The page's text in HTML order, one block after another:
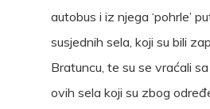
autobus i iz njega ‘pohrle’
susjednih sela, koji su bili
Bratuncu, te su se vraćali
ovih sela koji su zbog